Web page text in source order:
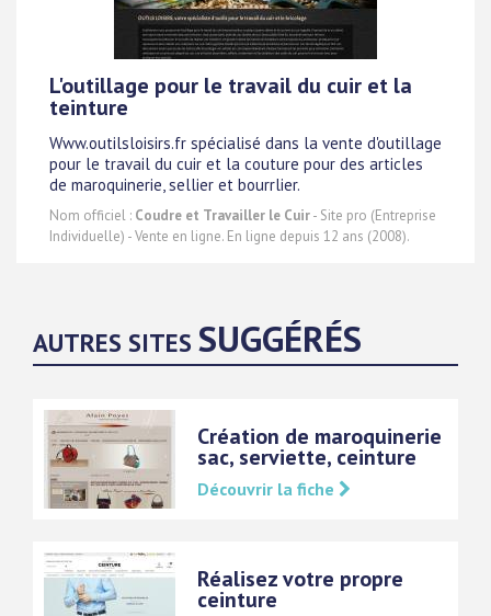
L'outillage pour le travail du cuir et la
teinture
Www.outilsloisirs.fr spécialisé dans la vente d'outillage
pour le travail du cuir et la couture pour des articles
de maroquinerie, sellier et bourrlier.
Nom officiel : Coudre et Travailler le Cuir- Site pro (Entreprise
Individuelle) - Vente en ligne. En ligne depuis 12 ans (2008).
AUTRES SITES SUGGÉRÉS
Création de maroquinerie
sac, serviette, ceinture
Découvrir la fiche
Réalisez votre propre
ceinture